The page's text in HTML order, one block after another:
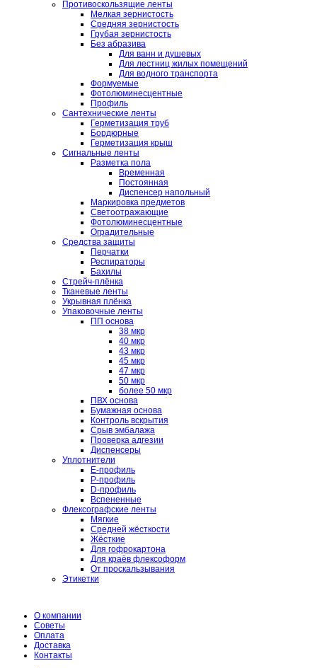
Противоскользящие ленты
Мелкая зернистость
Средняя зернистость
Грубая зернистость
Без абразива
Для ванн и душевых
Для лестниц жилых помещений
Для водного транспорта
Формуемые
Фотолюминесцентные
Профиль
Сантехнические ленты
Герметизация труб
Бордюрные
Герметизация крыш
Сигнальные ленты
Разметка пола
Временная
Постоянная
Диспенсер напольный
Маркировка предметов
Светоотражающие
Фотолюминесцентные
Оградительные
Средства защиты
Перчатки
Респираторы
Бахилы
Стрейч-плёнка
Тканевые ленты
Укрывная плёнка
Упаковочные ленты
ПП основа
38 мкр
40 мкр
43 мкр
45 мкр
47 мкр
50 мкр
более 50 мкр
ПВХ основа
Бумажная основа
Контроль вскрытия
Срыв эмбалажа
Проверка адгезии
Диспенсеры
Уплотнители
E-профиль
P-профиль
D-профиль
Вспененные
Флексографские ленты
Мягкие
Средней жёсткости
Жёсткие
Для гофрокартона
Для краёв флексоформ
От проскальзывания
Этикетки
О компании
Советы
Оплата
Доставка
Контакты